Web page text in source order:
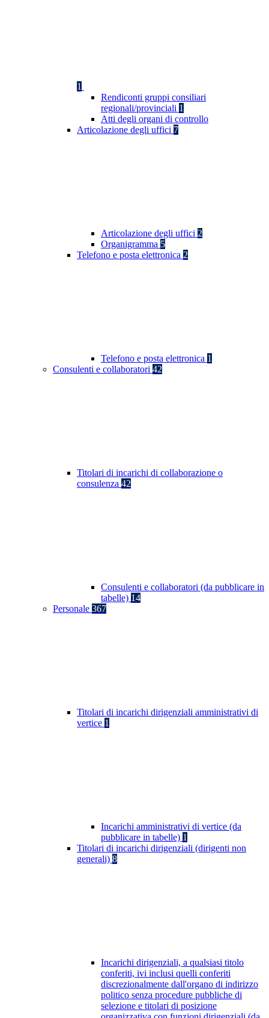
1
Rendiconti gruppi consiliari
regionali/provinciali 1
Atti degli organi di controllo
Articolazione degli uffici 7
Articolazione degli uffici 2
Organigramma 5
Telefono e posta elettronica 2
Telefono e posta elettronica 1
Consulenti e collaboratori 42
Titolari di incarichi di collaborazione o
consulenza 42
Consulenti e collaboratori (da pubblicare in
tabelle) 14
Personale 367
Titolari di incarichi dirigenziali amministrativi di
vertice 1
Incarichi amministrativi di vertice (da
pubblicare in tabelle) 1
Titolari di incarichi dirigenziali (dirigenti non
generali) 8
Incarichi dirigenziali, a qualsiasi titolo
conferiti, ivi inclusi quelli conferiti
discrezionalmente dall'organo di indirizzo
politico senza procedure pubbliche di
selezione e titolari di posizione